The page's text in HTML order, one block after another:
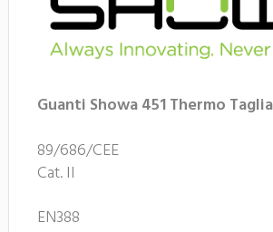
Guanti Showa 451 Thermo
89/686/CEE
Cat. II
EN388